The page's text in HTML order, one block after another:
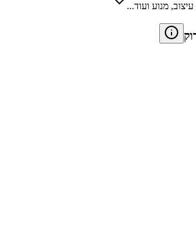
מנוע ועוד...